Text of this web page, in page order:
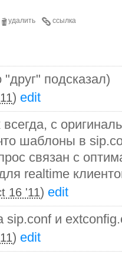
ссылка
удалить
подсказал)
) edit
всегда, с
шаблоны в
связан с
realtime
16 '11) edit
sip.conf и
) edit